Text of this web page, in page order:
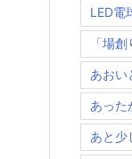
LED電
「場
あおい
あった
あと少